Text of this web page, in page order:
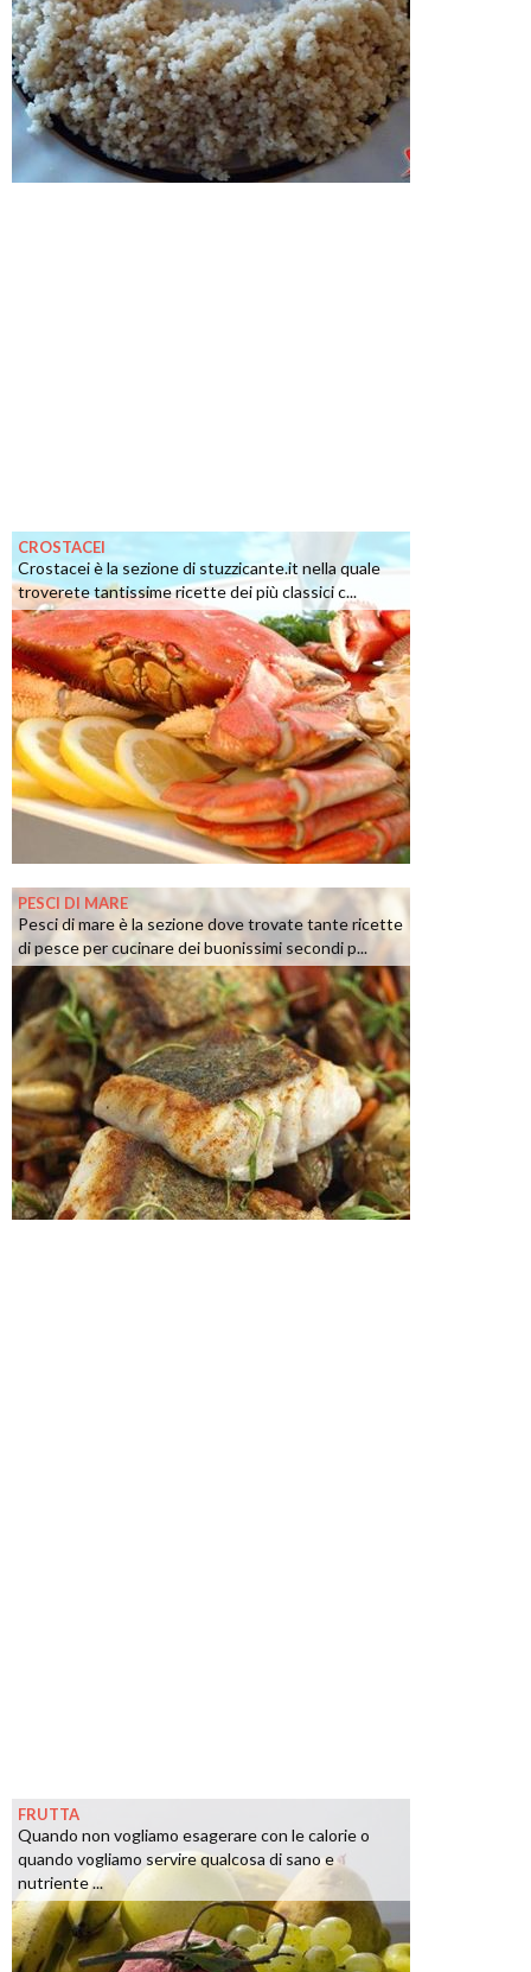
CROSTACEI
Crostacei è la sezione di stuzzicante.it nella quale
troverete tantissime ricette dei più classici c...
PESCI DI MARE
Pesci di mare è la sezione dove trovate tante ricette
di pesce per cucinare dei buonissimi secondi p...
FRUTTA
Quando non vogliamo esagerare con le calorie o
quando vogliamo servire qualcosa di sano e
nutriente ...